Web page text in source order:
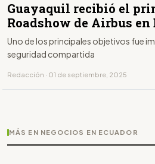
Guayaquil recibió el
Roadshow de Airbus en
Uno de los principales objetivos fue
seguridad compartida
Redacción · 01 de septiembre, 2025
MÁS EN NEGOCIOS EN ECUADOR